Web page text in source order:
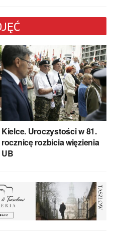
Kielce. Uroczystości w 81.
rocznicę rozbicia więzienia
UB